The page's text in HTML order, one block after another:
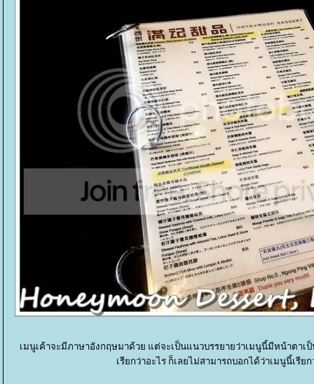
เมนูเค้าจะมีภาษาอังกฤษมาด้วย แต่จะเป็นแนวบรรยายว่าเมนูนี้มีหน้าตาเ
เรียกว่าอะไร ก็เลยไม่สามารถบอกได้ว่าเมนูนี้เรีย